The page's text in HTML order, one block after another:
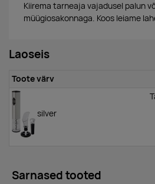
Kiirema tarneaja vajadusel palun
müügiosakonnaga. Koos leiame
Laoseis
Toote värv
silver
Sarnased tooted